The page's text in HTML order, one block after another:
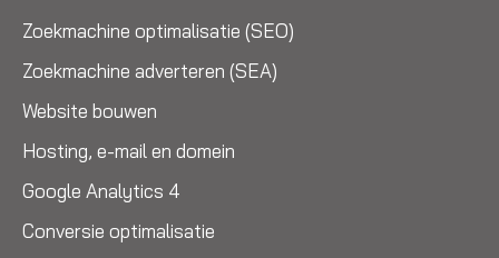
Zoekmachine optimalisatie (SEO)
Zoekmachine adverteren (SEA)
Website bouwen
Hosting, e-mail en domein
Google Analytics 4
Conversie optimalisatie